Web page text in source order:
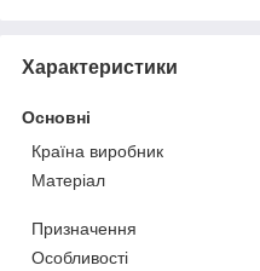
Характеристики
Основні
Країна виробник
Матеріал
Призначення
Особливості